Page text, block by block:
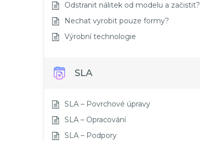
Odstranit nálitek od modelu a začistit?
Nechat vyrobit pouze formy?
Výrobní technologie
SLA
SLA – Povrchové úpravy
SLA – Opracování
SLA – Podpory